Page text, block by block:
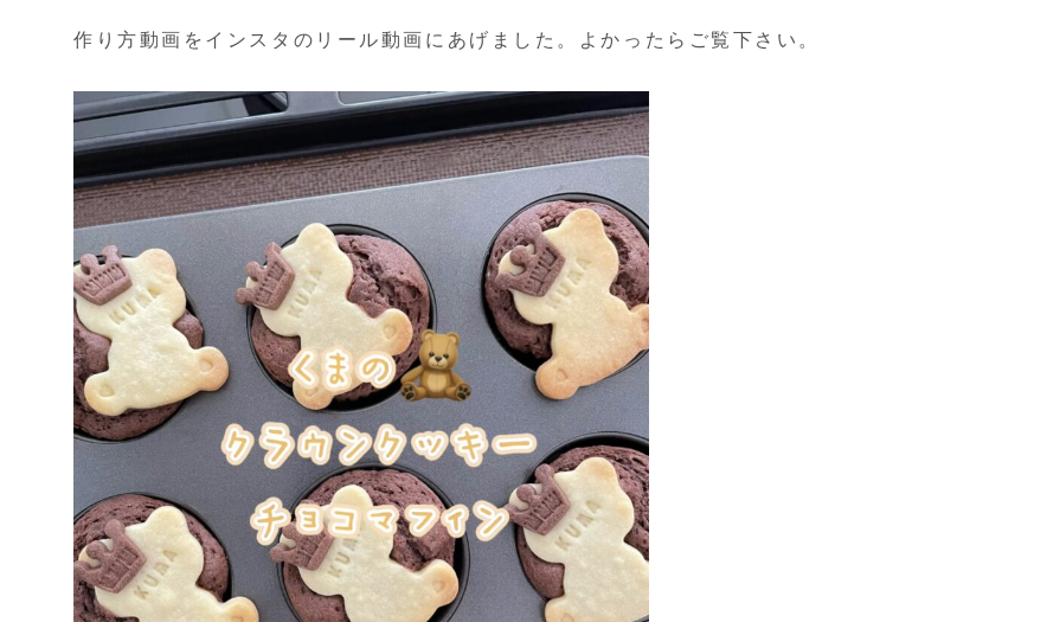
作り方動画をインスタのリール動画にあげました。よかったらご覧下さい。